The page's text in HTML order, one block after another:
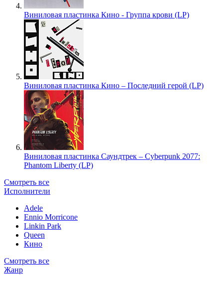
Виниловая пластинка Кино - Группа крови (LP)
Виниловая пластинка Кино – Последний герой (LP)
Виниловая пластинка Саундтрек – Cyberpunk 2077:
Phantom Liberty (LP)
Смотреть все
Исполнители
Adele
Ennio Morricone
Linkin Park
Queen
Кино
Смотреть все
Жанр